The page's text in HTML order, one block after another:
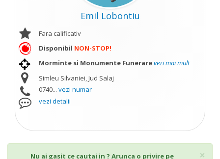
Emil Lobontiu
Fara calificativ
Disponibil NON-STOP!
Morminte si Monumente Funerarevezi mai mult
Simleu Silvaniei, Jud Salaj
0740... vezi numar
vezi detalii
×
Nu ai gasit ce cautai in ? Arunca o privire pe